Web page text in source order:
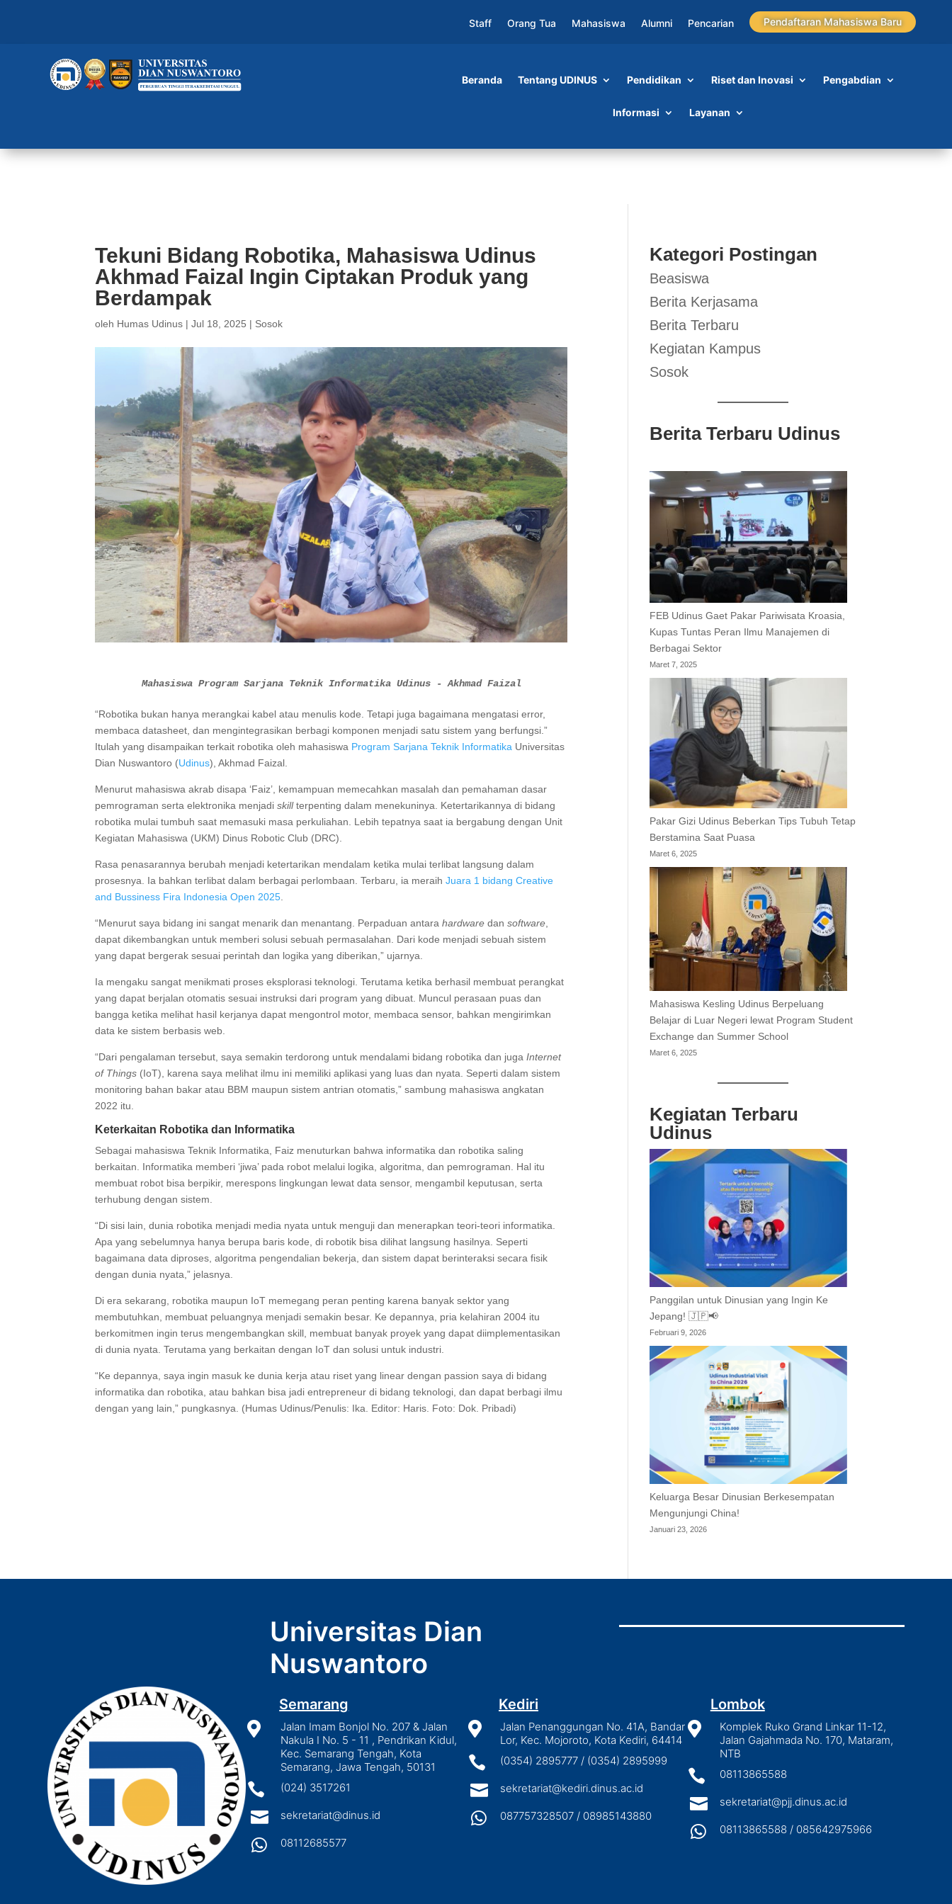
Staff Orang Tua Mahasiswa Alumni Pencarian Pendaftaran Mahasiswa Baru
Beranda Tentang UDINUS Pendidikan Riset dan Inovasi Pengabdian
Informasi Layanan
Tekuni Bidang Robotika, Mahasiswa Udinus
Akhmad Faizal Ingin Ciptakan Produk yang
Berdampak
oleh Humas Udinus |Jul 18, 2025 | Sosok
Mahasiswa Program Sarjana Teknik Informatika Udinus - Akhmad Faizal
“Robotika bukan hanya merangkai kabel atau menulis kode. Tetapi juga bagaimana mengatasi error,
membaca datasheet, dan mengintegrasikan berbagi komponen menjadi satu sistem yang berfungsi.”
Itulah yang disampaikan terkait robotika oleh mahasiswa Program Sarjana Teknik Informatika Universitas
Dian Nuswantoro (Udinus), Akhmad Faizal.
Menurut mahasiswa akrab disapa ‘Faiz’, kemampuan memecahkan masalah dan pemahaman dasar
pemrograman serta elektronika menjadiskillterpenting dalam menekuninya. Ketertarikannya di bidang
robotika mulai tumbuh saat memasuki masa perkuliahan. Lebih tepatnya saat ia bergabung dengan Unit
Kegiatan Mahasiswa (UKM) Dinus Robotic Club (DRC).
Rasa penasarannya berubah menjadi ketertarikan mendalam ketika mulai terlibat langsung dalam
prosesnya. Ia bahkan terlibat dalam berbagai perlombaan. Terbaru, ia meraihJuara 1 bidang Creative
and Bussiness Fira Indonesia Open 2025
“Menurut saya bidang ini sangat menarik dan menantang. Perpaduan antarahardware dansoftware
dapat dikembangkan untuk memberi solusi sebuah permasalahan. Dari kode menjadi sebuah sistem
yang dapat bergerak sesuai perintah dan logika yang diberikan,” ujarnya.
Ia mengaku sangat menikmati proses eksplorasi teknologi. Terutama ketika berhasil membuat perangkat
yang dapat berjalan otomatis sesuai instruksi dari program yang dibuat. Muncul perasaan puas dan
bangga ketika melihat hasil kerjanya dapat mengontrol motor, membaca sensor, bahkan mengirimkan
data ke sistem berbasis web.
“Dari pengalaman tersebut, saya semakin terdorong untuk mendalami bidang robotika dan jugaInternet
of Things (IoT), karena saya melihat ilmu ini memiliki aplikasi yang luas dan nyata. Seperti dalam sistem
monitoring bahan bakar atau BBM maupun sistem antrian otomatis,” sambung mahasiswa angkatan
2022 itu.
Keterkaitan Robotika dan Informatika
Sebagai mahasiswa Teknik Informatika, Faiz menuturkan bahwa informatika dan robotika saling
berkaitan. Informatika memberi ‘jiwa’ pada robot melalui logika, algoritma, dan pemrograman. Hal itu
membuat robot bisa berpikir, merespons lingkungan lewat data sensor, mengambil keputusan, serta
terhubung dengan sistem.
“Di sisi lain, dunia robotika menjadi media nyata untuk menguji dan menerapkan teori-teori informatika.
Apa yang sebelumnya hanya berupa baris kode, di robotik bisa dilihat langsung hasilnya. Seperti
bagaimana data diproses, algoritma pengendalian bekerja, dan sistem dapat berinteraksi secara fisik
dengan dunia nyata,” jelasnya.
Di era sekarang, robotika maupun IoT memegang peran penting karena banyak sektor yang
membutuhkan, membuat peluangnya menjadi semakin besar. Ke depannya, pria kelahiran 2004 itu
berkomitmen ingin terus mengembangkan skill, membuat banyak proyek yang dapat diimplementasikan
di dunia nyata. Terutama yang berkaitan dengan IoT dan solusi untuk industri.
“Ke depannya, saya ingin masuk ke dunia kerja atau riset yang linear dengan passion saya di bidang
informatika dan robotika, atau bahkan bisa jadi entrepreneur di bidang teknologi, dan dapat berbagi ilmu
dengan yang lain,” pungkasnya. (Humas Udinus/Penulis: Ika. Editor: Haris. Foto: Dok. Pribadi)
Kategori Postingan
Beasiswa
Berita Kerjasama
Berita Terbaru
Kegiatan Kampus
Sosok
Berita Terbaru Udinus
FEB Udinus Gaet Pakar Pariwisata Kroasia,
Kupas Tuntas Peran Ilmu Manajemen di
Berbagai Sektor
Maret 7, 2025
Pakar Gizi Udinus Beberkan Tips Tubuh Tetap
Berstamina Saat Puasa
Maret 6, 2025
Mahasiswa Kesling Udinus Berpeluang
Belajar di Luar Negeri lewat Program Student
Exchange dan Summer School
Maret 6, 2025
Kegiatan Terbaru
Udinus
Panggilan untuk Dinusian yang Ingin Ke
Jepang! 🇯🇵📢
Februari 9, 2026
Keluarga Besar Dinusian Berkesempatan
Mengunjungi China!
Januari 23, 2026
Universitas Dian
Nuswantoro
Semarang

Jalan Imam Bonjol No. 207 & Jalan
Nakula I No. 5 - 11 , Pendrikan Kidul,
Kec. Semarang Tengah, Kota
Semarang, Jawa Tengah, 50131
 (024) 3517261
 sekretariat@dinus.id
 08112685577
Kediri

Jalan Penanggungan No. 41A, Bandar
Lor, Kec. Mojoroto, Kota Kediri, 64414
 (0354) 2895777 / (0354) 2895999
 sekretariat@kediri.dinus.ac.id
 087757328507 / 08985143880
Lombok

Komplek Ruko Grand Linkar 11-12,
Jalan Gajahmada No. 170, Mataram,
NTB
 08113865588
 sekretariat@pjj.dinus.ac.id
 08113865588 / 085642975966